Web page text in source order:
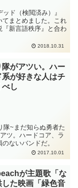
ド（検閲済み）』
まとめました。これ
新言語秩序』と合わ
2018.10.31
がアツい。ハー
系が好きな人はチ
し
隊~まだ知らぬ勇者た
ツ。ハードコア、ラ
ないバンドだ。
2017.10.01
が主題歌「な
た映画「緑色音